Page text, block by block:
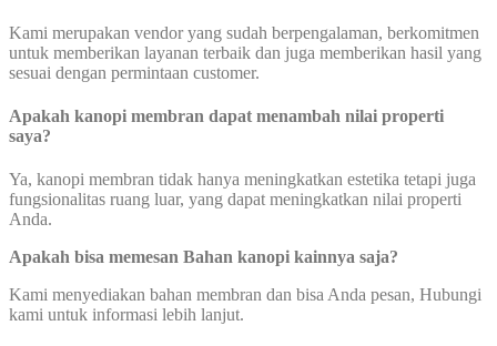
Kami merupakan vendor yang sudah berpengalaman, berkomitmen
untuk memberikan layanan terbaik dan juga memberikan hasil yang
sesuai dengan permintaan customer.
Apakah kanopi membran dapat menambah nilai properti
saya?
Ya, kanopi membran tidak hanya meningkatkan estetika tetapi juga
fungsionalitas ruang luar, yang dapat meningkatkan nilai properti
Anda.
Apakah bisa memesan Bahan kanopi kainnya saja?
Kami menyediakan bahan membran dan bisa Anda pesan, Hubungi
kami untuk informasi lebih lanjut.